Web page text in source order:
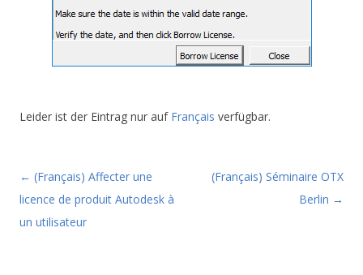
Leider ist der Eintrag nur auf Français verfügbar.
Beitragsnavigation
← (Français) Affecter une
licence de produit Autodesk à
un utilisateur
(Français) Séminaire OTX
Berlin →